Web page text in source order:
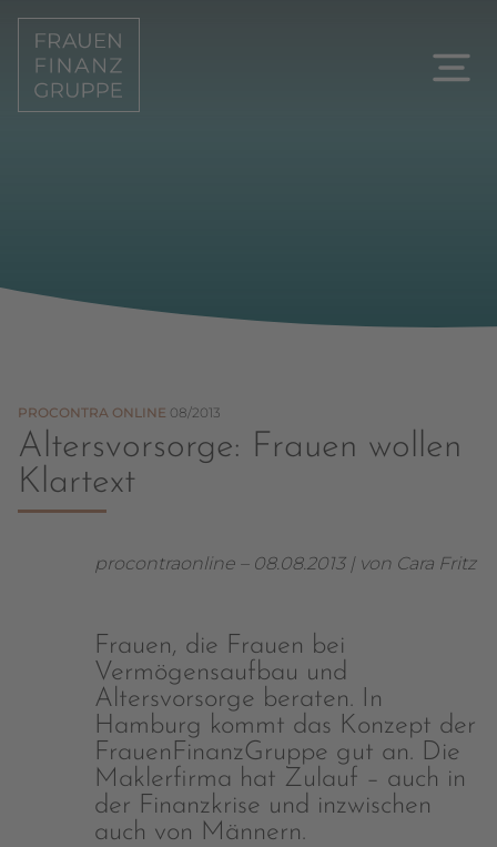
PROCONTRA ONLINE 08/2013
Altersvorsorge: Frauen wollen
Klartext
procontraonline – 08.08.2013 | von Cara Fritz
Frauen, die Frauen bei
Vermögensaufbau und
Altersvorsorge beraten. In
Hamburg kommt das Konzept der
FrauenFinanzGruppe gut an. Die
Maklerfirma hat Zulauf – auch in
der Finanzkrise und inzwischen
auch von Männern.